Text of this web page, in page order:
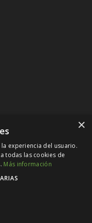
×
experiencia del usuario.
todas las cookies de
Más información